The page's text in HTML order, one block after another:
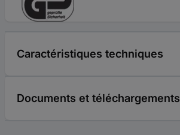
Caractéristiques techniques
Documents et téléchargements